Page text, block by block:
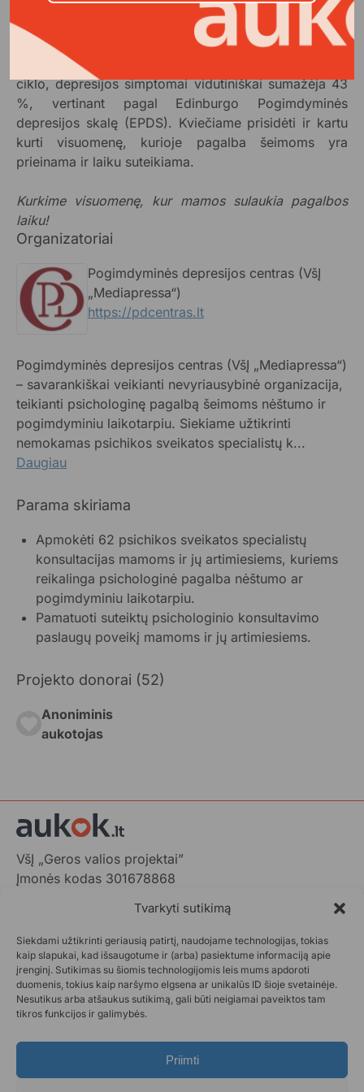
Tvarkyti sutikimą
Siekdami užtikrinti geriausią patirtį, naudojame technologijas, tokias
kaip slapukai, kad išsaugotume ir (arba) pasiektume informaciją apie
įrenginį. Sutikimas su šiomis technologijomis leis mums apdoroti
duomenis, tokius kaip naršymo elgsena ar unikalūs ID šioje svetainėje.
Nesutikus arba atšaukus sutikimą, gali būti neigiamai paveiktos tam
tikros funkcijos ir galimybės.
Priimti
konsultacijos leis užtikrinti mamų psichologinės
sveikatos gerovę bei saugesnę aplinką kūdikių raidai.
Pogimdyminės depresijos centras matuoja pokytį: po
psichikos sveikatos specialistų suteiktų konsultacijų
ciklo, depresijos simptomai vidutiniškai sumažėja 43
%, vertinant pagal Edinburgo Pogimdyminės
depresijos skalę (EPDS). Kviečiame prisidėti ir kartu
kurti visuomenę, kurioje pagalba šeimoms yra
prieinama ir laiku suteikiama.
Kurkime visuomenę, kur mamos sulaukia pagalbos
laiku!
Organizatoriai
Pogimdyminės depresijos centras (VšĮ
„Mediapressa“)
https://pdcentras.lt
Pogimdyminės depresijos centras (VšĮ „Mediapressa“)
– savarankiškai veikianti nevyriausybinė organizacija,
teikianti psichologinę pagalbą šeimoms nėštumo ir
pogimdyminiu laikotarpiu. Siekiame užtikrinti
nemokamas psichikos sveikatos specialistų k...
Daugiau
Parama skiriama
Apmokėti 62 psichikos sveikatos specialistų
konsultacijas mamoms ir jų artimiesiems, kuriems
reikalinga psichologinė pagalba nėštumo ar
pogimdyminiu laikotarpiu.
Pamatuoti suteiktų psichologinio konsultavimo
paslaugų poveikį mamoms ir jų artimiesiems.
Projekto donorai (52)
Anoniminis
aukotojas
VšĮ „Geros valios projektai”
Įmonės kodas 301678868
LT-01103 Vilnius, Lietuva
+370 602 31001,info@aukok.lt
+370 698 24305 (verslo partnerystėms)
Kontaktai
Aukok.lt taisyklės